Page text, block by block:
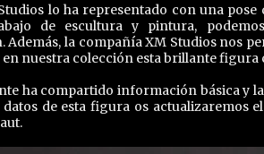
lo ha representado con una
de escultura y pintura,
Además, la compañía XM Studios nos
nuestra colección esta brillante figura
ha compartido información básica y
de esta figura os actualizaremos